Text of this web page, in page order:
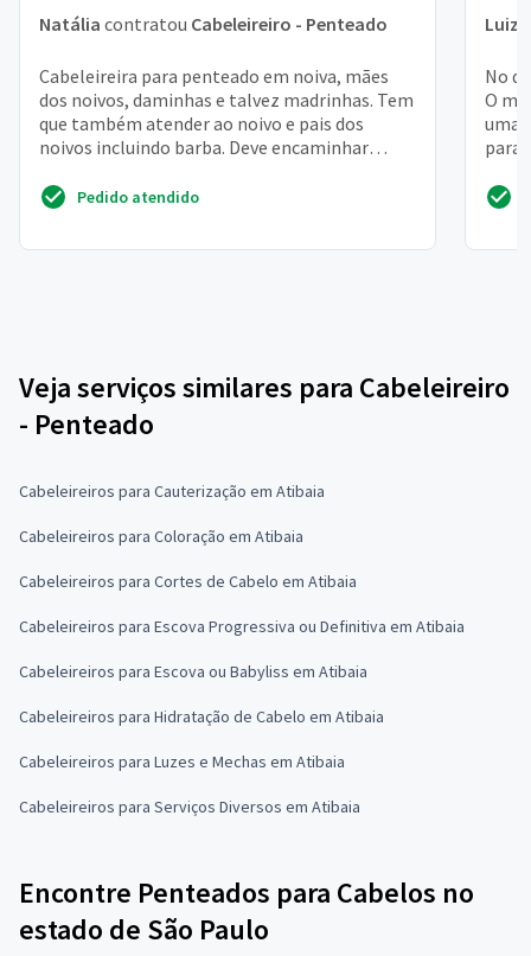
Natália contratou Cabeleireiro - Penteado
Cabeleireira para penteado em noiva, mães
dos noivos, daminhas e talvez madrinhas. Tem
que também atender ao noivo e pais dos
noivos incluindo barba. Deve encaminhar
Pedido atendido
Luiza
No
O
uma
para
Veja serviços similares para Cabeleireiro
- Penteado
Cabeleireiros para Cauterização em Atibaia
Cabeleireiros para Coloração em Atibaia
Cabeleireiros para Cortes de Cabelo em Atibaia
Cabeleireiros para Escova Progressiva ou Definitiva em Atibaia
Cabeleireiros para Escova ou Babyliss em Atibaia
Cabeleireiros para Hidratação de Cabelo em Atibaia
Cabeleireiros para Luzes e Mechas em Atibaia
Cabeleireiros para Serviços Diversos em Atibaia
Encontre Penteados para Cabelos no
estado de São Paulo